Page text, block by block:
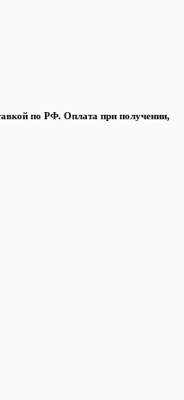
по РФ. Оплата при получении,